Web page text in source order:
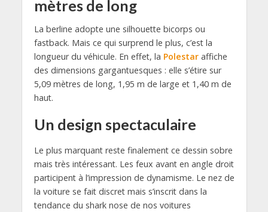
mètres de long
La berline adopte une silhouette bicorps ou
fastback. Mais ce qui surprend le plus, c’est la
longueur du véhicule. En effet, la Polestaraffiche
des dimensions gargantuesques : elle s’étire sur
5,09 mètres de long, 1,95 m de large et 1,40 m de
haut.
Un design spectaculaire
Le plus marquant reste finalement ce dessin sobre
mais très intéressant. Les feux avant en angle droit
participentà l’impression de dynamisme. Le nez de
la voiture se fait discret mais s’inscrit dans la
tendance du shark nose de nos voitures